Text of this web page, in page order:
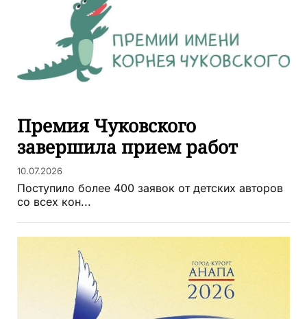
Премия Чуковского
завершила прием работ
10.07.2026
Поступило более 400 заявок от детских авторов
со всех кон...